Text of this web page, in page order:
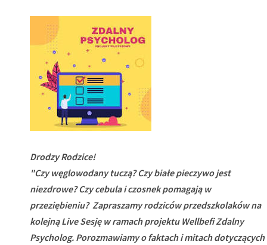
Drodzy Rodzice!
"Czy węglowodany tuczą? Czy białe pieczywo jest
niezdrowe? Czy cebula i czosnek pomagają w
przeziębieniu? Zapraszamy rodziców przedszkolaków na
kolejną Live Sesję w ramach projektu Wellbefi Zdalny
Psycholog. Porozmawiamy o faktach i mitach dotyczących